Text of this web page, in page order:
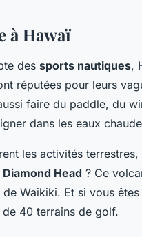
à Hawaï
des sports nautiques,
réputées pour leurs
faire du paddle, du
dans les eaux
les activités
Diamond Head ? Ce
Waikiki. Et si vous
de 40 terrains de golf.